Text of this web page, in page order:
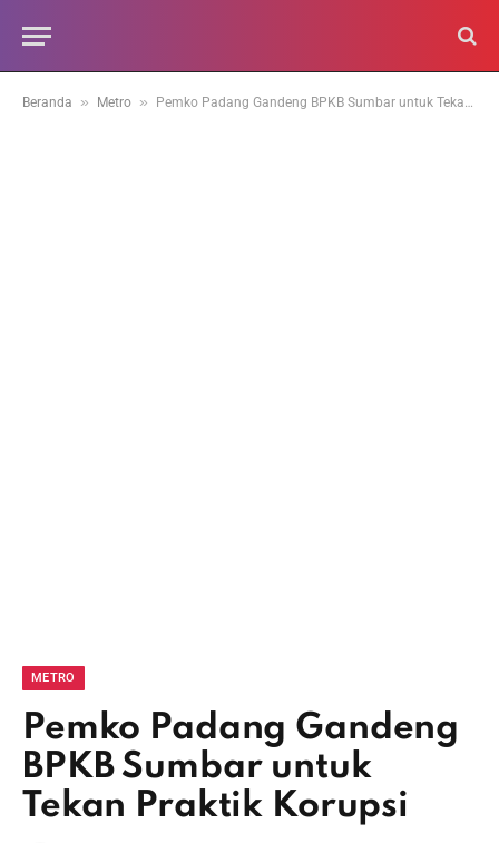
Beranda » Metro » Pemko Padang Gandeng BPKB Sumbar untuk Tekan Praktik Korupsi
METRO
Pemko Padang Gandeng
BPKB Sumbar untuk
Tekan Praktik Korupsi